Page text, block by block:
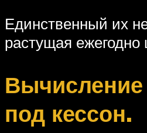
Единственный их
растущая ежегодно
под кессон.